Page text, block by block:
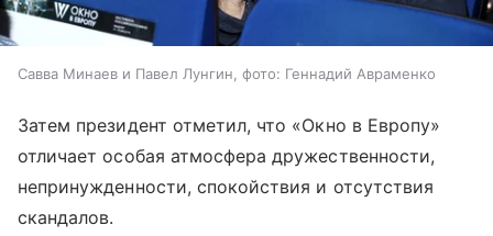
Савва Минаев и Павел Лунгин, фото: Геннадий Авраменко
Затем президент отметил, что «Окно в Европу»
отличает особая атмосфера дружественности,
непринужденности, спокойствия и отсутствия
скандалов.